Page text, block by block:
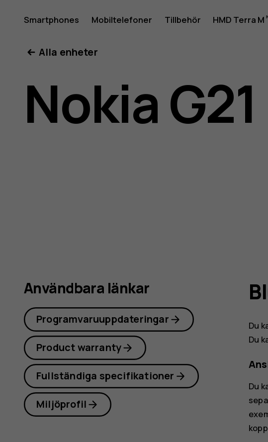
för
Nokia
Smartphones Mobiltelefoner Tillbehör HMD Terra M
Alla enheter
Nokia G21
Du
Du
Du
Användbara länkar
Programvaruuppdateringar
Product warranty
Fullständiga specifikationer
Miljöprofil